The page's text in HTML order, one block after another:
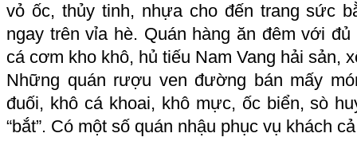
vỏ ốc, thủy tinh, nhựa cho đến trang sức
ngay trên vỉa hè. Quán hàng ăn đêm với
cá cơm kho khô, hủ tiếu Nam Vang hải sản,
Những quán rượu ven đường bán mấy
đuối, khô cá khoai, khô mực, ốc biển, sò
“bắt”. Có một số quán nhậu phục vụ khách